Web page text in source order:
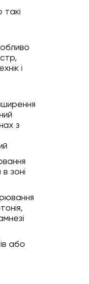
і
з
зоні
або